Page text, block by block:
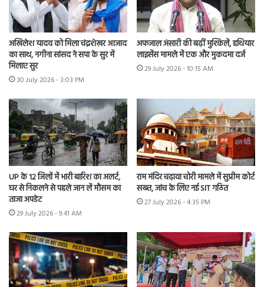
अखिलेश यादव को मिला चंद्रशेखर आजाद
का साथ, नगीना सांसद ने सपा के सुर में
मिलाए सुर
30 July 2026 - 3:03 PM
अफजाल अंसारी की बढ़ीं मुश्किलें, हथियार
लाइसेंस मामले में एक और मुकदमा दर्ज
29 July 2026 - 10:15 AM
UP के 12 जिलों में भारी बारिश का अलर्ट,
घर से निकलने से पहले जान लें मौसम का
ताजा अपडेट
29 July 2026 - 9:41 AM
राम मंदिर चढ़ावा चोरी मामले में सुप्रीम कोर्ट
सख्त, जांच के लिए नई SIT गठित
27 July 2026 - 4:35 PM